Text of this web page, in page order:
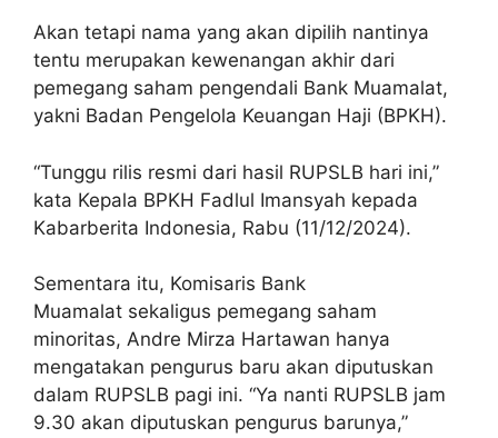
Akan tetapi nama yang akan dipilih nantinya
tentu merupakan kewenangan akhir dari
pemegang saham pengendali Bank Muamalat,
yakni Badan Pengelola Keuangan Haji (BPKH).
“Tunggu rilis resmi dari hasil RUPSLB hari ini,”
kata Kepala BPKH Fadlul Imansyah kepada
Kabarberita Indonesia, Rabu (11/12/2024).
Sementara itu, Komisaris Bank
Muamalat sekaligus pemegang saham
minoritas, Andre Mirza Hartawan hanya
mengatakan pengurus baru akan diputuskan
dalam RUPSLB pagi ini. “Ya nanti RUPSLB jam
9.30 akan diputuskan pengurus barunya,”